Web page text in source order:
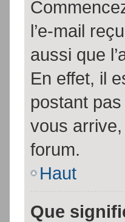
l’e-mail
aussi que
En effet, il
postant
vous
forum.
Haut
Que